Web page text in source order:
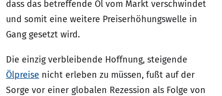
dass das betreffende Öl vom Markt verschwindet
und somit eine weitere Preiserhöhungswelle in
Gang gesetzt wird.
Die einzig verbleibende Hoffnung, steigende
Ölpreise nicht erleben zu müssen, fußt auf der
Sorge vor einer globalen Rezession als Folge von